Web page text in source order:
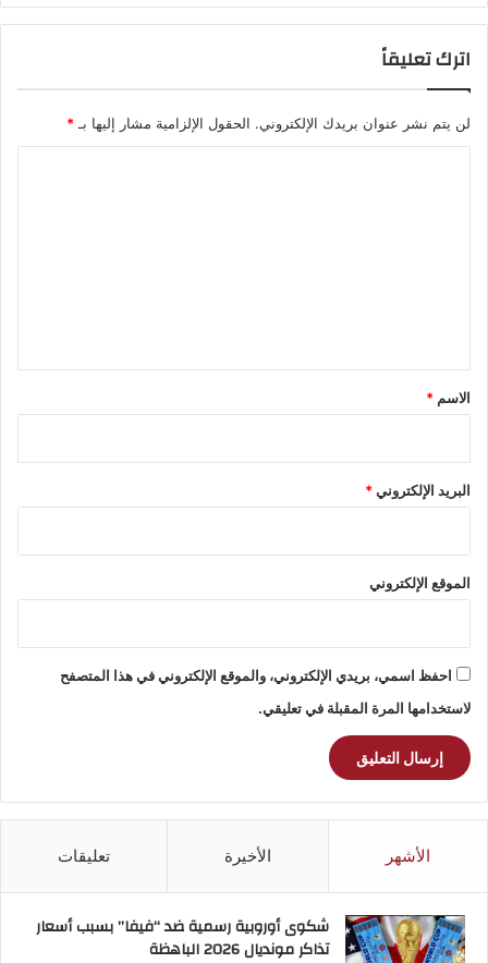
اترك تعليقاً
لن يتم نشر عنوان بريدك الإلكتروني. الحقول الإلزامية مشار إليها بـ*
*
الاسم *
البريد الإلكتروني*
الموقع الإلكتروني
احفظ اسمي، بريدي الإلكتروني، والموقع الإلكتروني في هذا المتصفح
لاستخدامها المرة المقبلة في تعليقي.
الأشهر الأخيرة تعليقات
شكوى أوروبية رسمية ضد “فيفا” بسبب أسعار
تذاكر مونديال 2026 الباهظة